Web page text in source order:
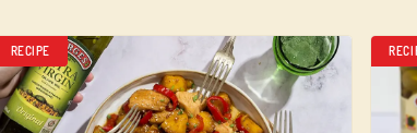
RECIPE